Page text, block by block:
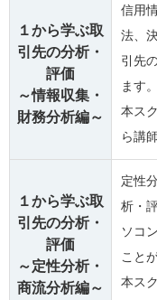
１から学ぶ取
引先の分析・
評価
～情報収集・
財務分析編～
信用
法、
引先
ます。
本ス
ら講
１から学ぶ取
引先の分析・
評価
～定性分析・
商流分析編～
定性
析・
ソコ
こと
本ス